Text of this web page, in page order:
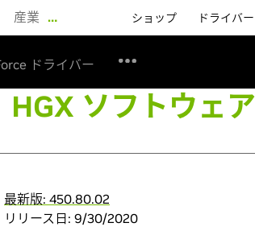
産業 … ショップ ドライバー
ドライバー
HGX ソフトウェア
最新版: 450.80.02
リリース日: 9/30/2020